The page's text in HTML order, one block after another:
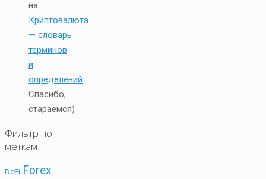
на
Криптовалюта
— словарь
терминов
и
определений
Спасибо,
стараемся)
Фильтр по
меткам
DeFi Forex